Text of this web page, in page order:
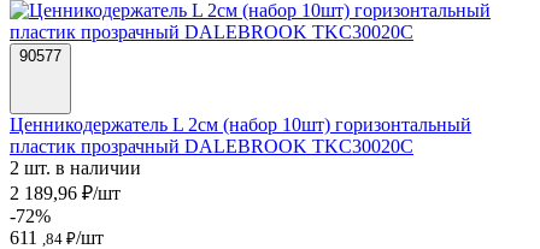
90577
Ценникодержатель L 2см (набор 10шт) горизонтальный
пластик прозрачный DALEBROOK TKC30020C
2 шт. в наличии
2 189,96 ₽/шт
-72%
611
,84 ₽/шт